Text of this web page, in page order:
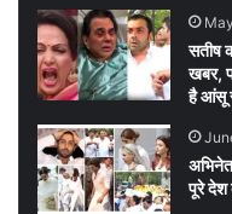
सतीष
खबर,
है आंसू
पूरे देश